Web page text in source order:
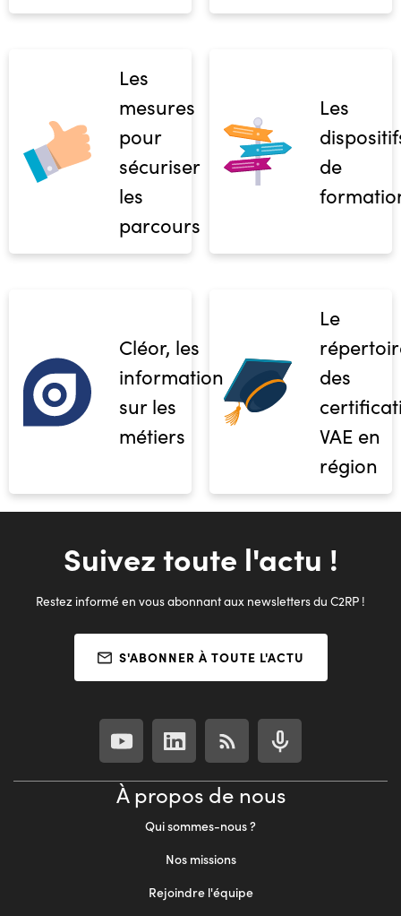
Les
mesures
pour
sécuriser
les
parcours
Les
de
Cléor, les
informations
sur les
métiers
Le
des
VAE en
région
Suivez toute l'actu !
Restez informé en vous abonnant aux newsletters du C2RP !
S'ABONNER À TOUTE L'ACTU
À propos de nous
Qui sommes-nous ?
Nos missions
Rejoindre l'équipe